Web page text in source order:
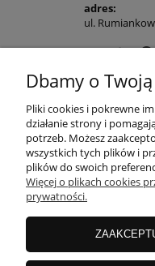
adres:
ul.
Dbamy o
Pliki cookies i pokrewne
działanie strony i
potrzeb. Możesz
wszystkich tych plików i
plików do swoich
Więcej o plikach cookies
prywatności.